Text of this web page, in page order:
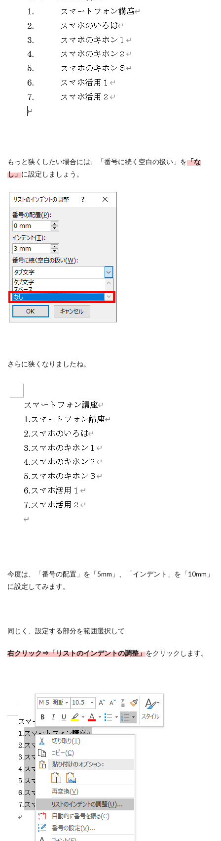
もっと狭くしたい場合には、「番号に続く空白の扱い」を「な
し」に設定しましょう。
さらに狭くなりましたね。
今度は、「番号の配置」を「5mm」、「インデント」を「10mm」
に設定してみます。
同じく、設定する部分を範囲選択して
右クリック⇒「リストのインデントの調整」をクリックします。